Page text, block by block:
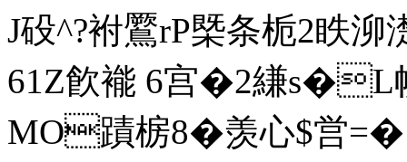
J砓^?袝鷢rP槩条栀2眣泖
61Z飮褦 6宫�2縑s�L
MO蹟椖8�羡心$営